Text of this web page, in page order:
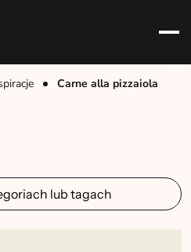
Carne alla pizzaiola
lub tagach